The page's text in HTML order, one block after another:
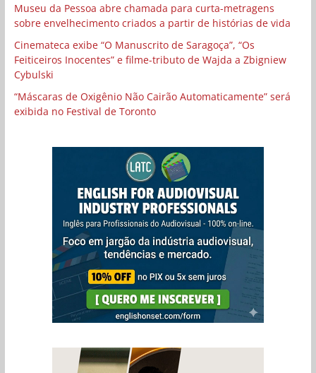
Museu da Pessoa abre chamada para curta-metragens
sobre envelhecimento criados a partir de histórias de vida
Cinemateca exibe “O Manuscrito de Saragoça”, “Os
Feiticeiros Inocentes” e filme-tributo de Wajda a Zbigniew
Cybulski
“Máscaras de Oxigênio Não Cairão Automaticamente” será
exibida no Festival de Toronto